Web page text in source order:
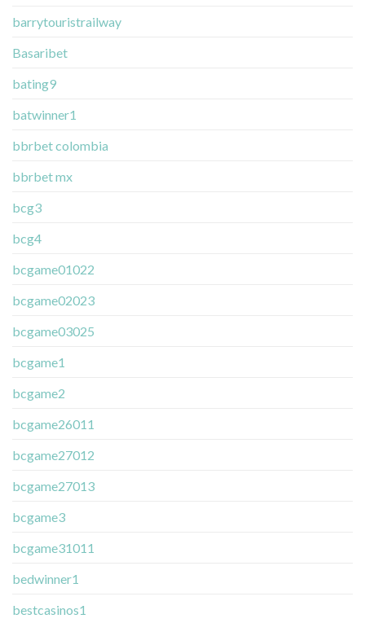
barrytouristrailway
Basaribet
bating9
batwinner1
bbrbet colombia
bbrbet mx
bcg3
bcg4
bcgame01022
bcgame02023
bcgame03025
bcgame1
bcgame2
bcgame26011
bcgame27012
bcgame27013
bcgame3
bcgame31011
bedwinner1
bestcasinos1